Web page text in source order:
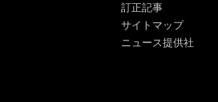
訂正記事
サイトマップ
ニュース提供社